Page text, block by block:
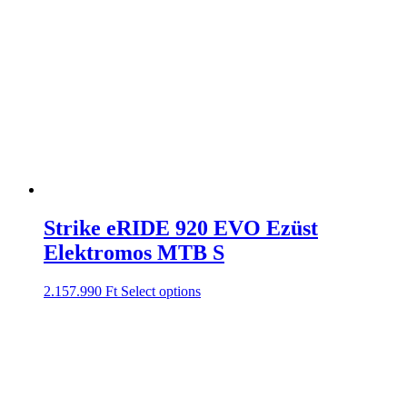
Strike eRIDE 920 EVO Ezüst
Elektromos MTB S
2.157.990 Ft Select options